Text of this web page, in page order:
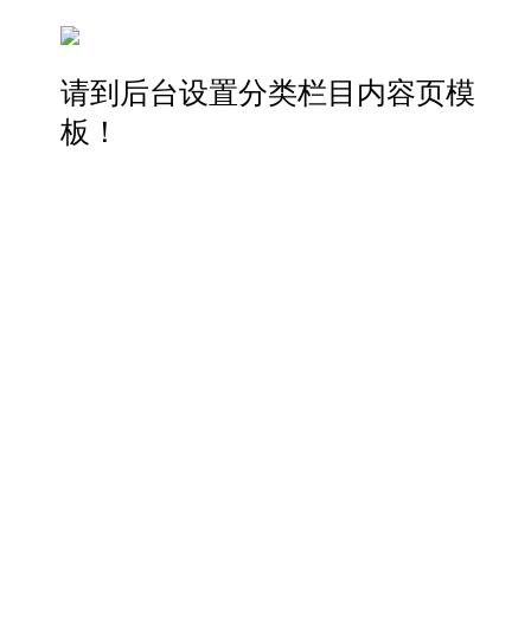
请到后台设置分类栏目内容页模
板！